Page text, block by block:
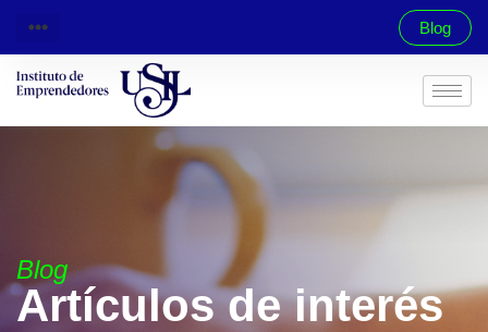
Blog
Blog
Artículos de interés